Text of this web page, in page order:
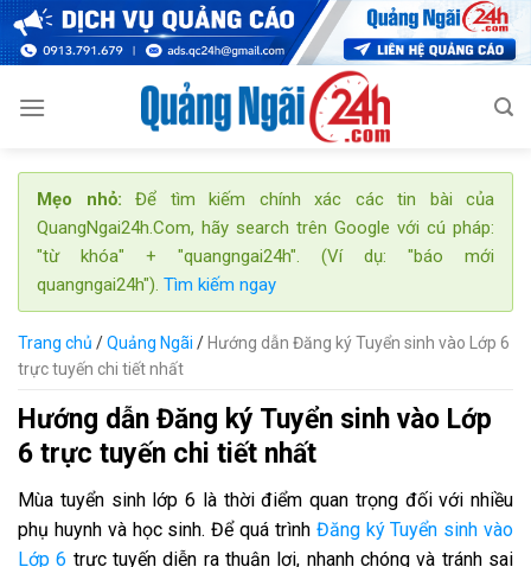
Skip
to
Mẹo nhỏ: Để tìm kiếm chính xác các tin bài của
QuangNgai24h.Com, hãy search trên Google với cú pháp:
"từ khóa" + "quangngai24h". (Ví dụ: "báo mới
quangngai24h"). Tìm kiếm ngay
Trang chủ /Quảng Ngãi / Hướng dẫn Đăng ký Tuyển sinh vào Lớp 6
trực tuyến chi tiết nhất
Hướng dẫn Đăng ký Tuyển sinh vào Lớp
6 trực tuyến chi tiết nhất
Mùa tuyển sinh lớp 6 là thời điểm quan trọng đối với nhiều
phụ huynh và học sinh. Để quá trình Đăng ký Tuyển sinh vào
Lớp 6 trực tuyến diễn ra thuận lợi, nhanh chóng và tránh sai